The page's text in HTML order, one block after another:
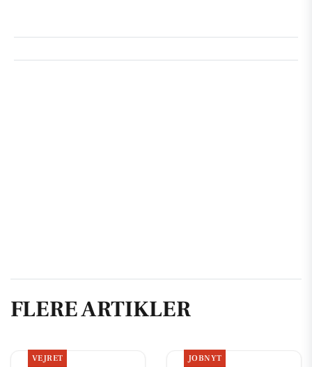
FLERE ARTIKLER
VEJRET JOBNYT